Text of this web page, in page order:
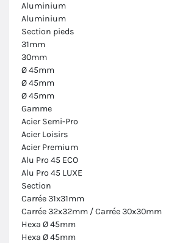
Aluminium
Aluminium
Section pieds
31mm
30mm
Ø 45mm
Ø 45mm
Ø 45mm
Gamme
Acier Semi-Pro
Acier Loisirs
Acier Premium
Alu Pro 45 ECO
Alu Pro 45 LUXE
Section
Carrée 31x31mm
Carrée 32x32mm / Carrée 30x30mm
Hexa Ø 45mm
Hexa Ø 45mm